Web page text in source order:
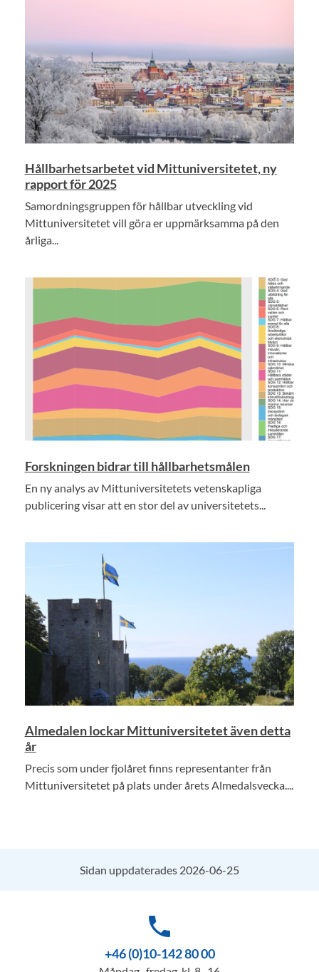
Hållbarhetsarbetet vid Mittuniversitetet, ny
rapport för 2025
Samordningsgruppen för hållbar utveckling vid
Mittuniversitetet vill göra er uppmärksamma på den
årliga...
Forskningen bidrar till hållbarhetsmålen
En ny analys av Mittuniversitetets vetenskapliga
publicering visar att en stor del av universitetets...
Almedalen lockar Mittuniversitetet även detta
år
Precis som under fjolåret finns representanter från
Mittuniversitetet på plats under årets Almedalsvecka....
Sidan uppdaterades 2026-06-25
phone
+46 (0)10-142 80 00